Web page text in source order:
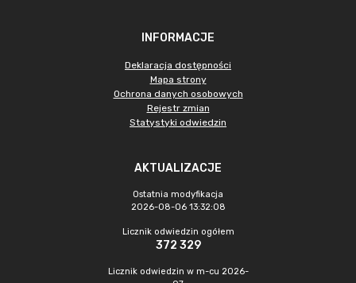
INFORMACJE
Deklaracja dostępności
Mapa strony
Ochrona danych osobowych
Rejestr zmian
Statystyki odwiedzin
AKTUALIZACJE
Ostatnia modyfikacja
2026-08-06 13:32:08
Licznik odwiedzin ogółem
372 329
Licznik odwiedzin w m-cu 2026-